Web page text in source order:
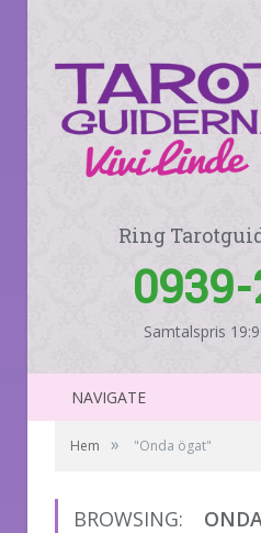
Ring
Samtalspris
NAVIGATE
Hem » "Onda ögat"
BROWSING: